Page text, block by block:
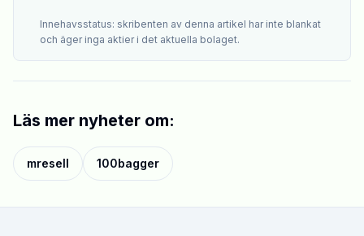
Innehavsstatus: skribenten av denna artikel har inte blankat
och äger inga aktier i det aktuella bolaget.
Läs mer nyheter om:
mresell 100bagger